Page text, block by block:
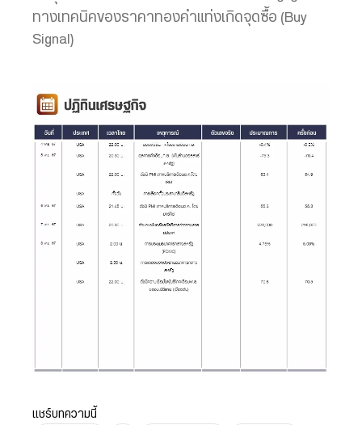
ทางเทคนิคของราคาทองคำแท่งเกิดจุดซื้อ (Buy
Signal)
แชร์บทความนี้